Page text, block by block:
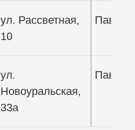
ул. Рассветная,
10
ул.
Новоуральская,
33а